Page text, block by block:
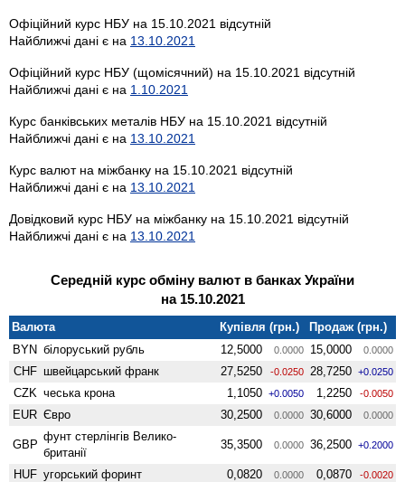
Офіційний курс НБУ на 15.10.2021 відсутній
Найближчі дані є на 13.10.2021
Офіційний курс НБУ (щомісячний) на 15.10.2021 відсутній
Найближчі дані є на 1.10.2021
Курс банківських металів НБУ на 15.10.2021 відсутній
Найближчі дані є на 13.10.2021
Курс валют на міжбанку на 15.10.2021 відсутній
Найближчі дані є на 13.10.2021
Довідковий курс НБУ на міжбанку на 15.10.2021 відсутній
Найближчі дані є на 13.10.2021
Середній курс обміну валют в банках України
на 15.10.2021
Валюта Купівля (грн.)
Продаж (грн.)
BYN білоруський рубль 12,5000 0.0000 15,0000 0.0000
CHF швейцарський франк 27,5250 -0.0250 28,7250 +0.0250
CZK чеська крона 1,1050 +0.0050 1,2250 -0.0050
EUR Євро 30,2500 0.0000 30,6000 0.0000
GBP
фунт стерлінгів Велико­
британії
35,3500 0.0000 36,2500 +0.2000
HUF угорський форинт 0,0820 0.0000 0,0870 -0.0020